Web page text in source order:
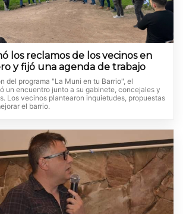
los reclamos de los vecinos en
y fijó una agenda de trabajo
del programa "La Muni en tu Barrio", el
un encuentro junto a su gabinete, concejales y
Los vecinos plantearon inquietudes, propuestas
el barrio.